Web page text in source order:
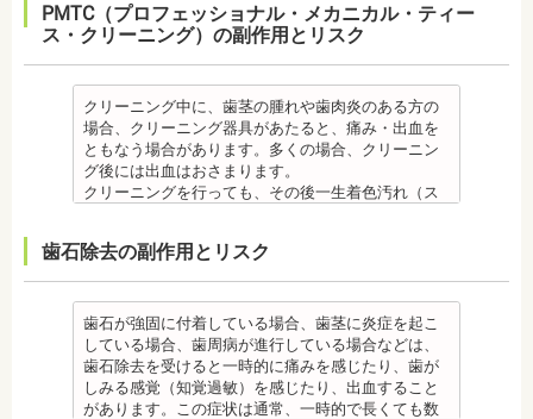
・歯のクリーニングは、歯科医院によって「クリー
ニング」と書いているところと「PMTC」と書いてい
るところがあります。PMTCは専用の機器が用いられ
るのに対し、クリーニングは歯科医院によっては歯
石を落とすスケーリングの場合や、PMTCの場合もあ
るので、事前に内容を確認されるとよいでしょう。
監修医情報 医療法人社団日坂会 理事長 日坂充
宏先生
【プロフィール】
歯学博士（口腔外科学）
PMTC（プロフェッショナル・メカニカル・ティー
ス・クリーニング）の副作用とリスク
クリーニング中に、歯茎の腫れや歯肉炎のある方の
場合、クリーニング器具があたると、痛み・出血を
ともなう場合があります。多くの場合、クリーニン
グ後には出血はおさまります。
クリーニングを行っても、その後一生着色汚れ（ス
す。また、歯科のクリーニングだけでは、虫歯や歯
周病の予防にはなりません。
毎日のブラッシングなどは継続して行う必要があり
ます。 備考 自宅で、歯磨きをしていても、落とすこ
との出来ない汚れや、歯石の元となる歯垢・バイオ
フィルムを歯科で専門の機器・技術によって除去す
る技術です。
クリーニング後にフッ素塗布を行えば、より虫歯予
歯石除去の副作用とリスク
歯石が強固に付着している場合、歯茎に炎症を起こ
している場合、歯周病が進行している場合などは、
歯石除去を受けると一時的に痛みを感じたり、歯が
しみる感覚（知覚過敏）を感じたり、出血すること
があります。この症状は通常、一時的で長くても数